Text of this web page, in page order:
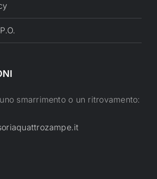
smarrimento o un ritrovamento: